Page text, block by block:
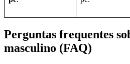
Perguntas frequentes
masculino (FAQ)